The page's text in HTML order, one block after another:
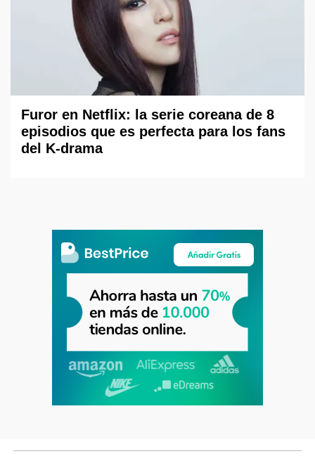
Furor en Netflix: la serie coreana de 8
episodios que es perfecta para los fans
del K-drama